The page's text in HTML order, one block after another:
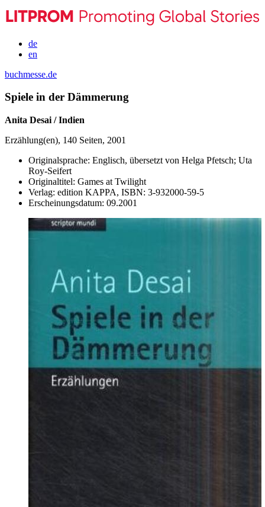
de
en
buchmesse.de
Spiele in der Dämmerung
Anita Desai / Indien
Erzählung(en), 140 Seiten, 2001
Originalsprache: Englisch, übersetzt von Helga Pfetsch; Uta
Roy-Seifert
Originaltitel: Games at Twilight
Verlag: edition KAPPA, ISBN: 3-932000-59-5
Erscheinungsdatum: 09.2001